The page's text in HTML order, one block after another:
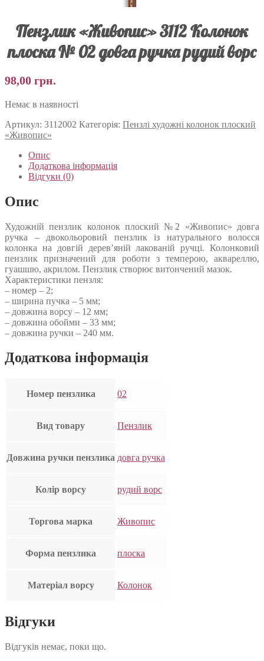
Пензлик «Живопис» 3112 Колонок
плоска № 02 довга ручка рудий ворс
98,00 грн.
Немає в наявності
Артикул: 3112002 Категорія: Пензлі художні колонок плоский
«Живопис»
Опис
Додаткова інформація
Відгуки (0)
Опис
Художній пензлик колонок плоский №2 «Живопис» довга
ручка – двокольоровий пензлик із натурального волосся
колонка на довгій дерев’яній лакованій ручці. Колонковий
пензлик призначений для роботи з темперою, аквареллю,
гуашшю, акрилом. Пензлик створює витончений мазок.
Характеристики пензля:
– номер – 2;
– ширина пучка – 5 мм;
– довжина ворсу – 12 мм;
– довжина обойми – 33 мм;
– довжина ручки – 240 мм.
Додаткова інформація
Номер пензлика 02
Вид товару Пензлик
Довжина ручки пензлика довга ручка
Колір ворсу рудий ворс
Торгова марка Живопис
Форма пензлика плоска
Матеріал ворсу Колонок
Відгуки
Відгуків немає, поки що.